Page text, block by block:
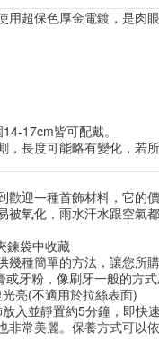
用超保色厚金電鍍，是肉
17cm皆可配戴。
，長度可能略有變化，若
歡迎一種首飾材料，它的
被氧化，雨水汗水跟空氣
鍊袋中收藏
幾種簡單的方法，讓您所
或牙粉，像刷牙一般的方
亮(不適用於拉絲表面)
入並靜置約5分鐘，即快
非常美麗。保養方式可以